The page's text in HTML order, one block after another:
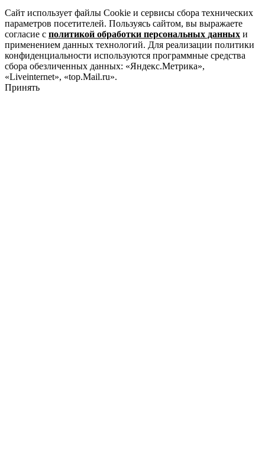
Сайт использует файлы Cookie и сервисы сбора технических
параметров посетителей. Пользуясь сайтом, вы выражаете
согласие с политикой обработки персональных данных и
применением данных технологий. Для реализации политики
конфиденциальности используются программные средства
сбора обезличенных данных: «Яндекс.Метрика»,
«Liveinternet», «top.Mail.ru».
Принять